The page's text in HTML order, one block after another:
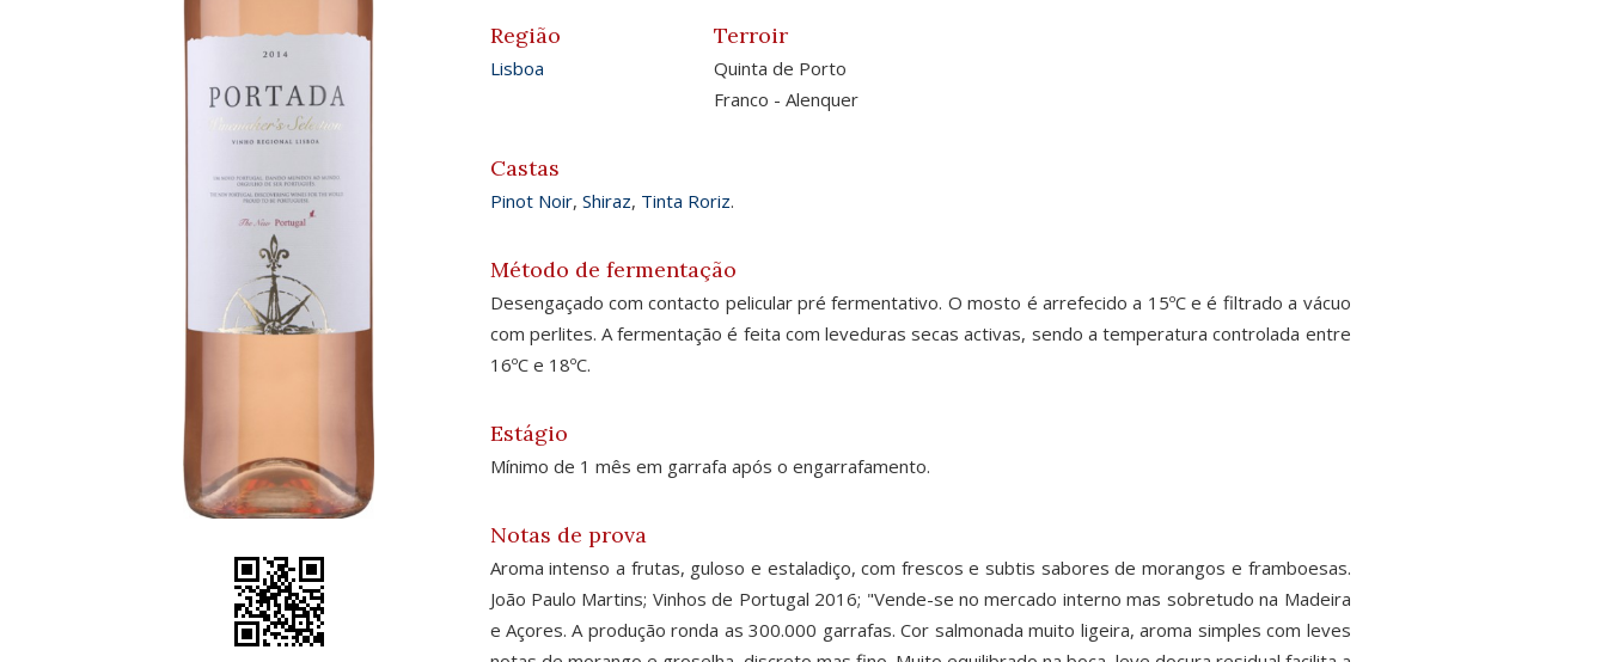
Região
Lisboa
Terroir
Quinta de Porto
Franco - Alenquer
Castas
Pinot Noir, Shiraz, Tinta Roriz.
Método de fermentação
Desengaçado com contacto pelicular pré fermentativo. O mosto é arrefecido a 15ºC e é filtrado a vácuo
com perlites. A fermentação é feita com leveduras secas activas, sendo a temperatura controlada entre
16ºC e 18ºC.
Estágio
Mínimo de 1 mês em garrafa após o engarrafamento.
Notas de prova
Aroma intenso a frutas, guloso e estaladiço, com frescos e subtis sabores de morangos e framboesas.
João Paulo Martins; Vinhos de Portugal 2016; "Vende-se no mercado interno mas sobretudo na Madeira
e Açores. A produção ronda as 300.000 garrafas. Cor salmonada muito ligeira, aroma simples com leves